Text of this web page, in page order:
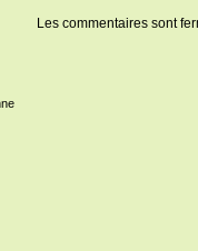
Les commentaires sont